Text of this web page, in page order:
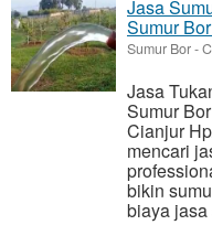
Jasa
Sumur
Sumur Bor-
Jasa
Sumur
Cianjur
mencari
bikin
biaya jasa